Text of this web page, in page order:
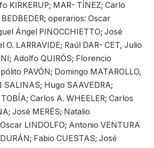
KIRKERUP; MAR- TÍNEZ; Carlo
operarios: Oscar
Ángel PINOCCHIETTO; José
O. LARRAVIDE; Raúl DAR- CET, Julio
Adolfo QUIRÓS; Florencio
PAVÓN; Domingo MATAROLLO,
SALINAS; Hugo SAAVEDRA;
Carlos A. WHEELER; Carlos
José MERÉS; Natalio
Oscar LINDOLFO; Antonio VENTURA
Fabio CUESTAS; José